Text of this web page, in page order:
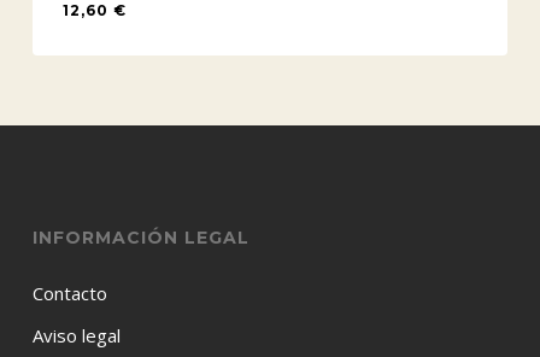
12,60 €
INFORMACIÓN LEGAL
Contacto
Aviso legal